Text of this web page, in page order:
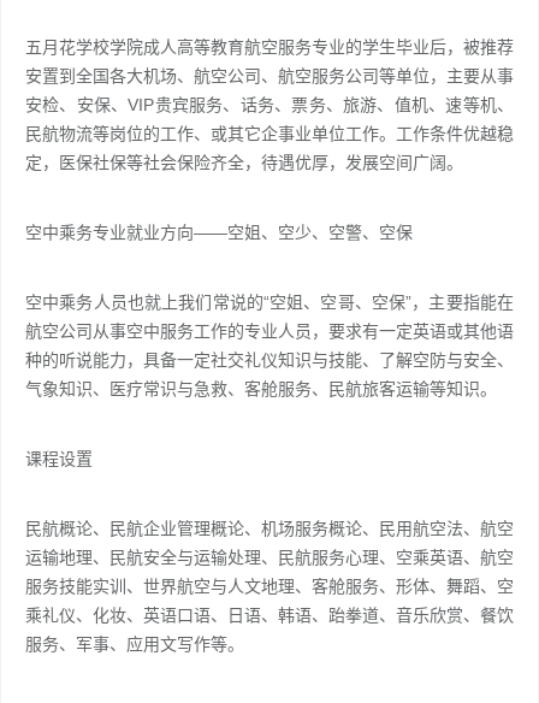
五月花学校学院成人高等教育航空服务专业的学生毕业后，被推荐
安置到全国各大机场、航空公司、航空服务公司等单位，主要从事
安检、安保、VIP贵宾服务、话务、票务、旅游、值机、速等机、
民航物流等岗位的工作、或其它企事业单位工作。工作条件优越稳
定，医保社保等社会保险齐全，待遇优厚，发展空间广阔。
空中乘务专业就业方向——空姐、空少、空警、空保
空中乘务人员也就上我们常说的“空姐、空哥、空保”，主要指能在
航空公司从事空中服务工作的专业人员，要求有一定英语或其他语
种的听说能力，具备一定社交礼仪知识与技能、了解空防与安全、
气象知识、医疗常识与急救、客舱服务、民航旅客运输等知识。
课程设置
民航概论、民航企业管理概论、机场服务概论、民用航空法、航空
运输地理、民航安全与运输处理、民航服务心理、空乘英语、航空
服务技能实训、世界航空与人文地理、客舱服务、形体、舞蹈、空
乘礼仪、化妆、英语口语、日语、韩语、跆拳道、音乐欣赏、餐饮
服务、军事、应用文写作等。